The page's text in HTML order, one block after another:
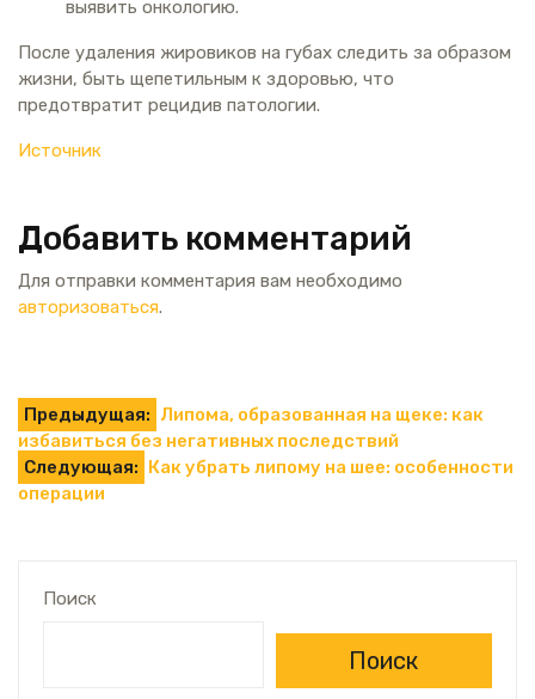
выявить онкологию.
После удаления жировиков на губах следить за образом
жизни, быть щепетильным к здоровью, что
предотвратит рецидив патологии.
Источник
Добавить комментарий
Для отправки комментария вам необходимо
авторизоваться.
Навигация
по
записям
Предыдущая: Липома, образованная на щеке: как
избавиться без негативных последствий
Следующая: Как убрать липому на шее: особенности
операции
Поиск
Поиск